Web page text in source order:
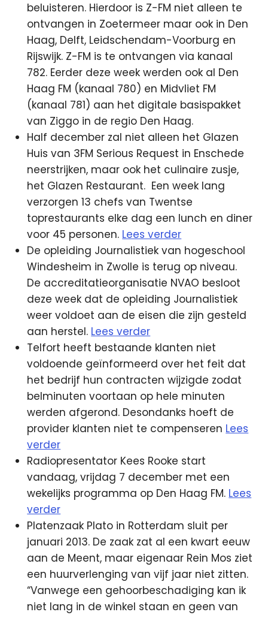
beluisteren. Hierdoor is Z-FM niet alleen te
ontvangen in Zoetermeer maar ook in Den
Haag, Delft, Leidschendam-Voorburg en
Rijswijk. Z-FM is te ontvangen via kanaal
782. Eerder deze week werden ook al Den
Haag FM (kanaal 780) en Midvliet FM
(kanaal 781) aan het digitale basispakket
van Ziggo in de regio Den Haag.
Half december zal niet alleen het Glazen
Huis van 3FM Serious Request in Enschede
neerstrijken, maar ook het culinaire zusje,
het Glazen Restaurant. Een week lang
verzorgen 13 chefs van Twentse
toprestaurants elke dag een lunch en diner
voor 45 personen. Lees verder
De opleiding Journalis­tiek van hogeschool
Windesheim in Zwolle is terug op niveau.
De accreditatieorganisatie NVAO besloot
deze week dat de opleiding Journalistiek
weer voldoet aan de eisen die zijn gesteld
aan herstel. Lees verder
Telfort heeft bestaande klanten niet
voldoende geïnformeerd over het feit dat
het bedrijf hun contracten wijzigde zodat
belminuten voortaan op hele minuten
werden afgerond. Desondanks hoeft de
provider klanten niet te compenseren Lees
verder
Radiopresentator Kees Rooke start
vandaag, vrijdag 7 december met een
wekelijks programma op Den Haag FM. Lees
verder
Platenzaak Plato in Rotterdam sluit per
januari 2013. De zaak zat al een kwart eeuw
aan de Meent, maar eigenaar Rein Mos ziet
een huurverlenging van vijf jaar niet zitten.
“Vanwege een gehoorbeschadiging kan ik
niet lang in de winkel staan en geen van